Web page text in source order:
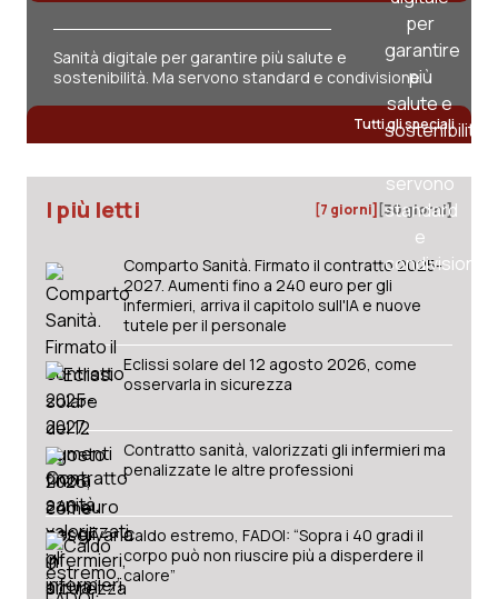
Sanità digitale per garantire più salute e
sostenibilità. Ma servono standard e condivisione
Tutti gli speciali
I più letti [7 giorni] [30 giorni]
Comparto Sanità. Firmato il contratto 2025-
2027. Aumenti fino a 240 euro per gli
infermieri, arriva il capitolo sull'IA e nuove
tutele per il personale
Eclissi solare del 12 agosto 2026, come
osservarla in sicurezza
Contratto sanità, valorizzati gli infermieri ma
penalizzate le altre professioni
Caldo estremo, FADOI: “Sopra i 40 gradi il
corpo può non riuscire più a disperdere il
calore”